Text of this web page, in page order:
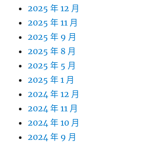
2025 年 12 月
2025 年 11 月
2025 年 9 月
2025 年 8 月
2025 年 5 月
2025 年 1 月
2024 年 12 月
2024 年 11 月
2024 年 10 月
2024 年 9 月